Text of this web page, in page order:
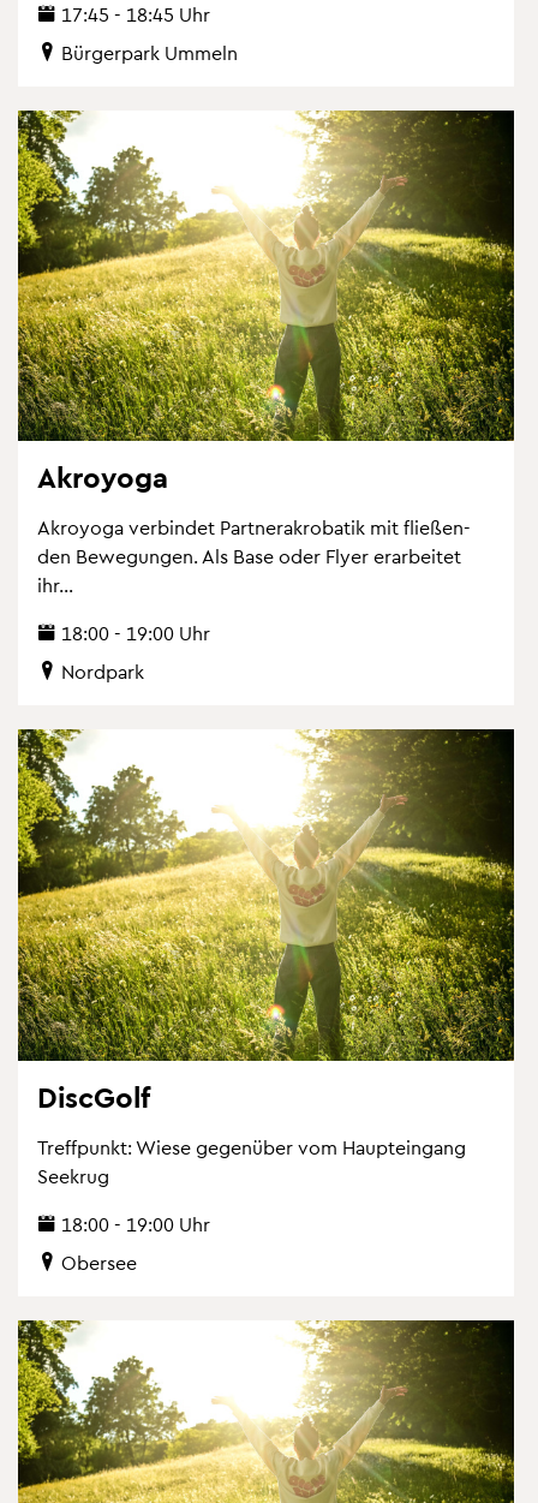
17:45 - 18:45 Uhr
Bür­ger­park Um­meln
Akro­yo­ga
Akro­yo­ga ver­bin­det Part­ne­r­akro­ba­tik mit flie­ßen­
den Be­we­gun­gen. Als Base oder Flyer er­ar­bei­tet
ihr...
18:00 - 19:00 Uhr
Nord­park
Di­scGolf
Treff­punkt: Wiese ge­gen­über vom Haupt­ein­gang
See­krug
18:00 - 19:00 Uhr
Ober­see